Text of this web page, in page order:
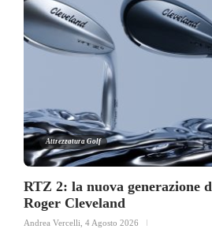
Attrezzatura Golf
RTZ 2: la nuova generazione
Roger Cleveland
Andrea Vercelli, 4 Agosto 2026